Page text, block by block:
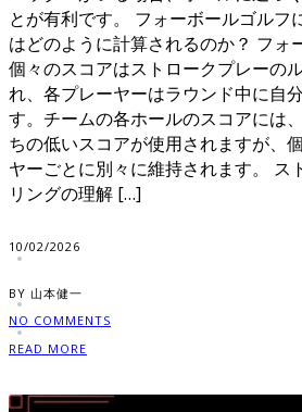
とが有利です。 フォーボールゴルフ
はどのように計算されるのか？ フォ
個々のスコアはストロークプレーの
れ、各プレーヤーはラウンド中に自
す。チームの各ホールのスコアには
ちの低いスコアが使用されますが、
ヤーごとに別々に維持されます。 ス
リングの理解 […]
10/02/2026
BY 山本健一
NO COMMENTS
READ MORE